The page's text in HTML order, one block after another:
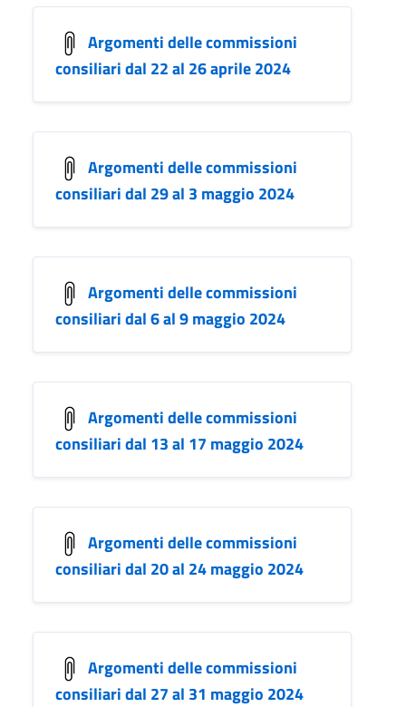
Argomenti delle commissioni
consiliari dal 22 al 26 aprile 2024
Argomenti delle commissioni
consiliari dal 29 al 3 maggio 2024
Argomenti delle commissioni
consiliari dal 6 al 9 maggio 2024
Argomenti delle commissioni
consiliari dal 13 al 17 maggio 2024
Argomenti delle commissioni
consiliari dal 20 al 24 maggio 2024
Argomenti delle commissioni
consiliari dal 27 al 31 maggio 2024